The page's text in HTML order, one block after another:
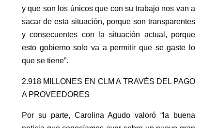
y que son los únicos que con su trabajo nos van a
sacar de esta situación, porque son transparentes
y consecuentes con la situación actual, porque
esto gobierno solo va a permitir que se gaste lo
que se tiene”.
2.918 MILLONES EN CLM A TRAVÉS DEL PAGO
A PROVEEDORES
Por su parte, Carolina Agudo valoró “la buena